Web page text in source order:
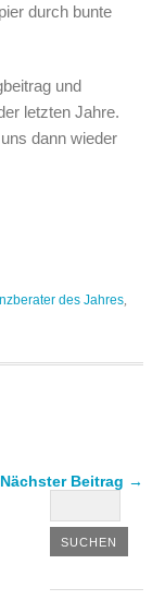
durch bunte
und
letzten Jahre.
dann wieder
des Jahres
Nächster Beitrag →